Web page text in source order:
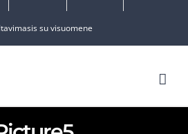
su visuomene